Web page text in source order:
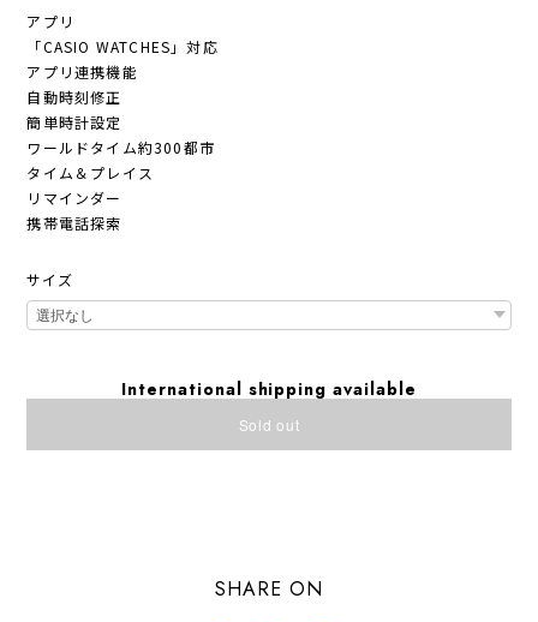
アプリ
「CASIO WATCHES」対応
アプリ連携機能
自動時刻修正
簡単時計設定
ワールドタイム約300都市
タイム＆プレイス
リマインダー
携帯電話探索
サイズ
International shipping available
Sold out
SHARE ON